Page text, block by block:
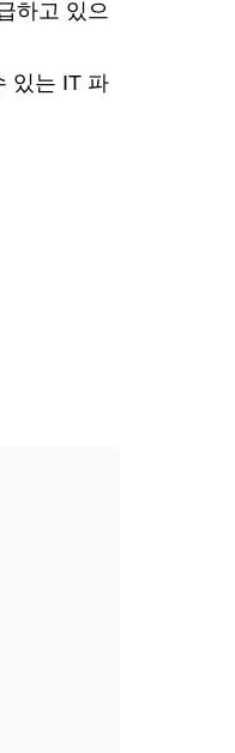
하고 있으
있는 IT 파